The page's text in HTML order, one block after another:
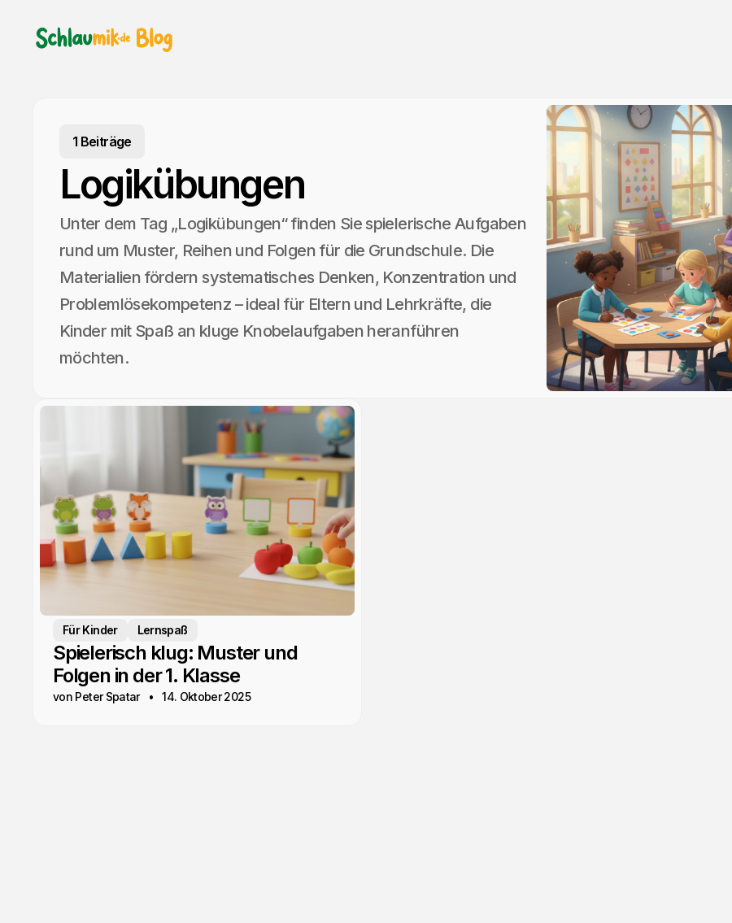
1 Beiträge
Logikübungen
Unter dem Tag „Logikübungen“ finden Sie spielerische Aufgaben
rund um Muster, Reihen und Folgen für die Grundschule. Die
Materialien fördern systematisches Denken, Konzentration und
Problemlösekompetenz – ideal für Eltern und Lehrkräfte, die
Kinder mit Spaß an kluge Knobelaufgaben heranführen
möchten.
Für Kinder Lernspaß
Spielerisch klug: Muster und
Folgen in der 1. Klasse
von Peter Spatar 14. Oktober 2025